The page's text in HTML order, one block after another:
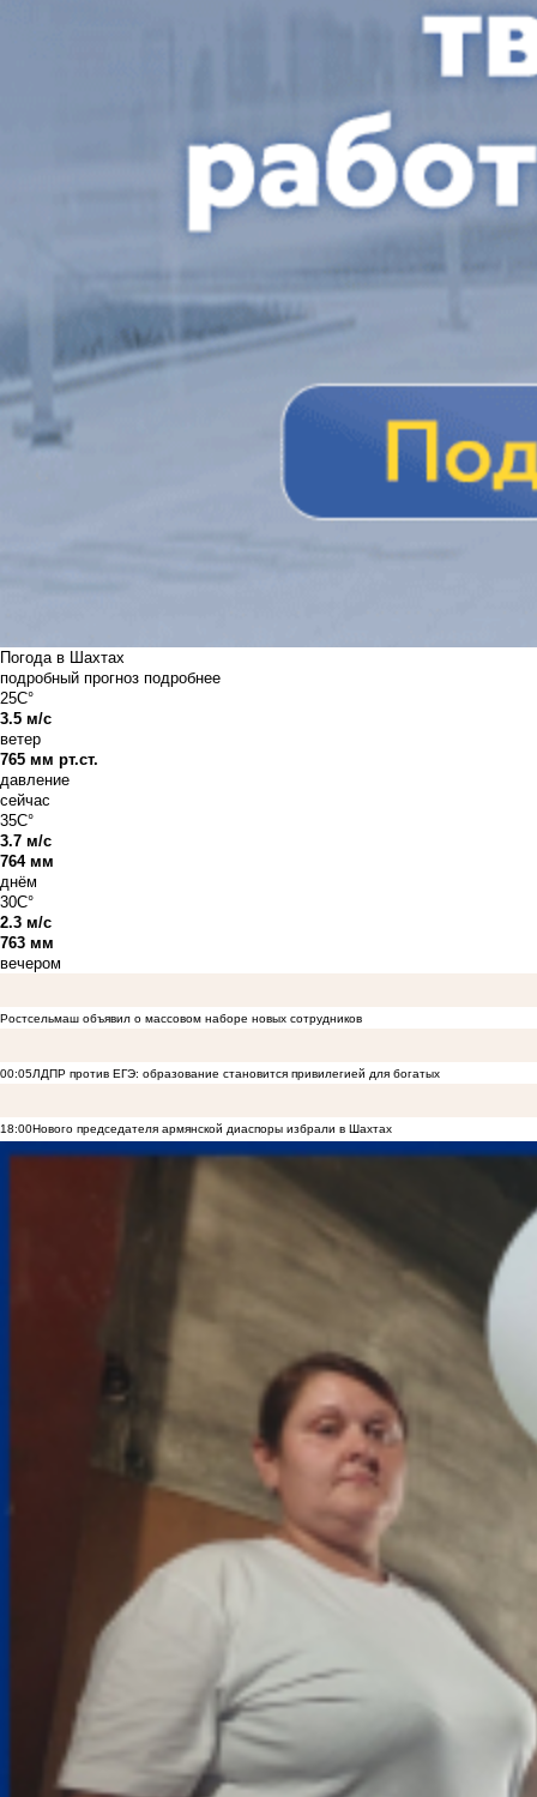
Погода в Шахтах
подробный прогноз подробнее
25C°
3.5 м/с
ветер
765 мм рт.ст.
давление
сейчас
35C°
3.7 м/с
764 мм
днём
30C°
2.3 м/с
763 мм
вечером
Ростсельмаш объявил о массовом наборе новых сотрудников
00:05ЛДПР против ЕГЭ: образование становится привилегией для богатых
18:00Нового председателя армянской диаспоры избрали в Шахтах